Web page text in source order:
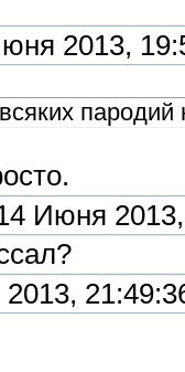
2013,
Июня